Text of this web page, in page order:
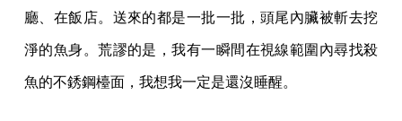
廳、在飯店。送來的都是一批一批，頭尾內臟被斬去挖
淨的魚身。荒謬的是，我有一瞬間在視線範圍內尋找殺
魚的不銹鋼檯面，我想我一定是還沒睡醒。